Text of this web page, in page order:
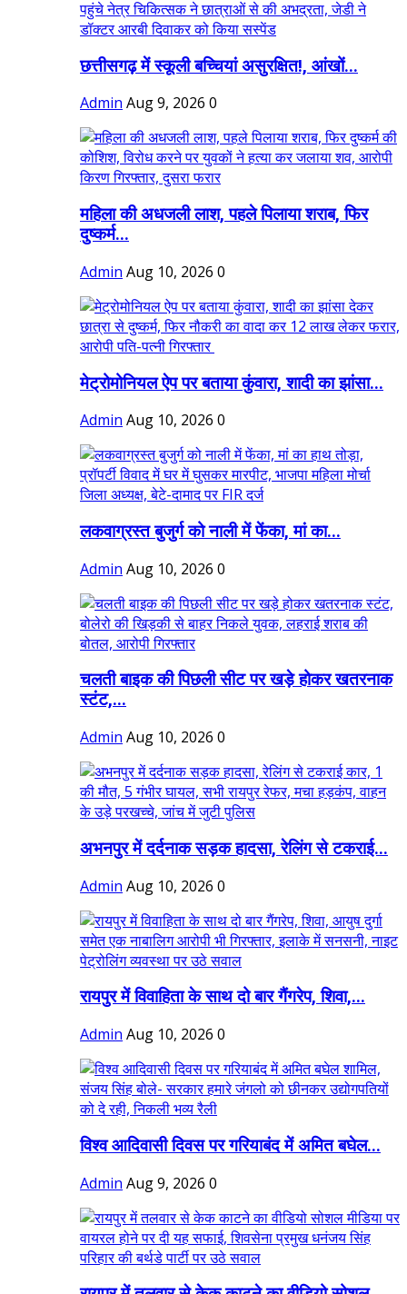
छत्तीसगढ़ में स्कूली बच्चियां असुरक्षित!, आंखों...
Admin Aug 9, 2026 0
महिला की अधजली लाश, पहले पिलाया शराब, फिर
दुष्कर्म...
Admin Aug 10, 2026 0
मेट्रोमोनियल ऐप पर बताया कुंवारा, शादी का झांसा...
Admin Aug 10, 2026 0
लकवाग्रस्त बुजुर्ग को नाली में फेंका, मां का...
Admin Aug 10, 2026 0
चलती बाइक की पिछली सीट पर खड़े होकर खतरनाक
स्टंट,...
Admin Aug 10, 2026 0
अभनपुर में दर्दनाक सड़क हादसा, रेलिंग से टकराई...
Admin Aug 10, 2026 0
रायपुर में विवाहिता के साथ दो बार गैंगरेप, शिवा,...
Admin Aug 10, 2026 0
विश्व आदिवासी दिवस पर गरियाबंद में अमित बघेल...
Admin Aug 9, 2026 0